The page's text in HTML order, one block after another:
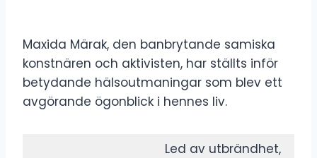
Maxida Märak, den banbrytande samiska
konstnären och aktivisten, har ställts inför
betydande hälsoutmaningar som blev ett
avgörande ögonblick i hennes liv.
Led av utbrändhet,